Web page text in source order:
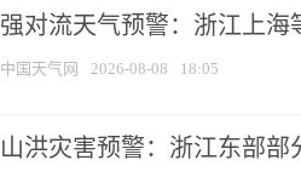
强对流天气预警：浙江上海
中国天气网 2026-08-08 18:05
山洪灾害预警：浙江东部